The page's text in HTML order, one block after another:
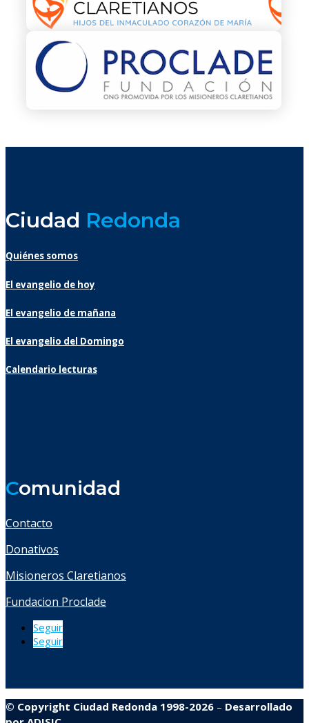
Ciudad Redonda
Quiénes somos
El evangelio de hoy
El evangelio de mañana
El evangelio del Domingo
Calendario lecturas
Comunidad
Contacto
Donativos
Misioneros Claretianos
Fundacion Proclade
Seguir
Seguir
© Copyright Ciudad Redonda 1998-2026 – Desarrollado